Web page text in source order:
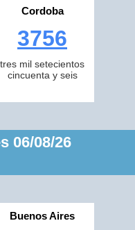
Cordoba
3756
tres mil setecientos
cincuenta y seis
06/08/26
Buenos Aires